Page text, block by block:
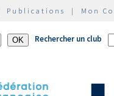
Publications | Mon
Rechercher un club